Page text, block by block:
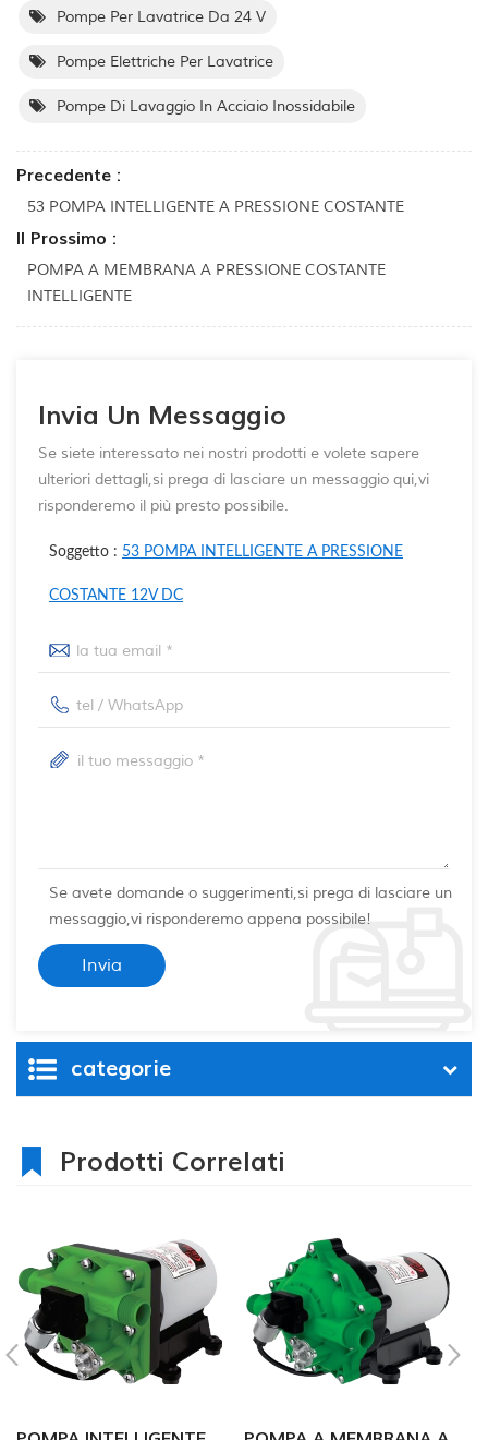
Pompe Per Lavatrice Da 24 V
Pompe Elettriche Per Lavatrice
Pompe Di Lavaggio In Acciaio Inossidabile
Precedente :
53 POMPA INTELLIGENTE A PRESSIONE COSTANTE
Il Prossimo :
POMPA A MEMBRANA A PRESSIONE COSTANTE
INTELLIGENTE
Invia Un Messaggio
Se siete interessato nei nostri prodotti e volete sapere
ulteriori dettagli,si prega di lasciare un messaggio qui,vi
risponderemo il più presto possibile.
Soggetto : 53 POMPA INTELLIGENTE A PRESSIONE
COSTANTE 12V DC
Se avete domande o suggerimenti,si prega di lasciare un
messaggio,vi risponderemo appena possibile!
categorie
Prodotti Correlati